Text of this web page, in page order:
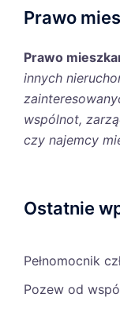
Prawo
Prawo
innych
wspólnot,
czy najemcy
Ostatnie
Pełnomocnik
Pozew od